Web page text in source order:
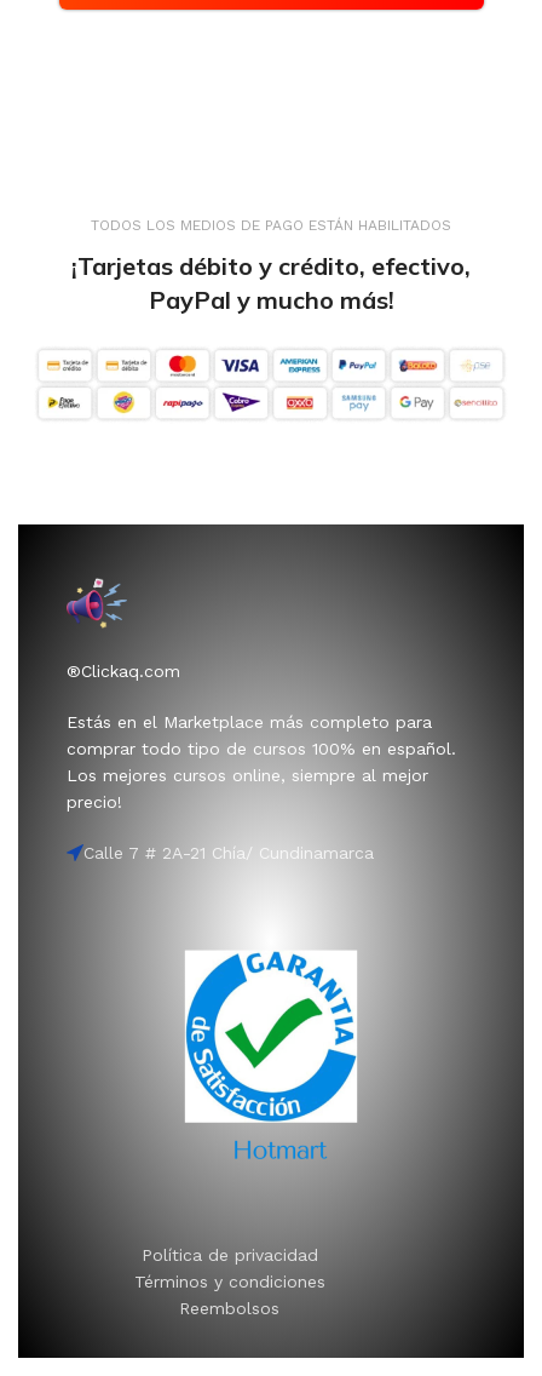
TODOS LOS MEDIOS DE PAGO ESTÁN HABILITADOS
¡Tarjetas débito y crédito, efectivo,
PayPal y mucho más!
®Clickaq.com
Estás en el Marketplace más completo para
comprar todo tipo de cursos 100% en español.
Los mejores cursos online, siempre al mejor
precio!
Calle 7 # 2A-21 Chía/ Cundinamarca
Política de privacidad
Términos y condiciones
Reembolsos